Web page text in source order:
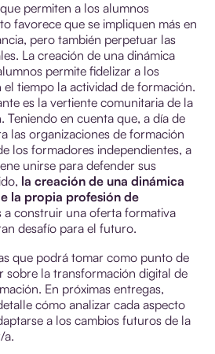
permiten a los alumnos
favorece que se impliquen más en
pero también perpetuar las
La creación de una dinámica
permite fidelizar a los
tiempo la actividad de formación.
es la vertiente comunitaria de la
Teniendo en cuenta que, a día de
las organizaciones de formación
los formadores independientes, a
unirse para defender sus
la creación de una dinámica
la propia profesión de
a construir una oferta formativa
desafío para el futuro.
que podrá tomar como punto de
sobre la transformación digital de
En próximas entregas,
cómo analizar cada aspecto
a los cambios futuros de la
a.